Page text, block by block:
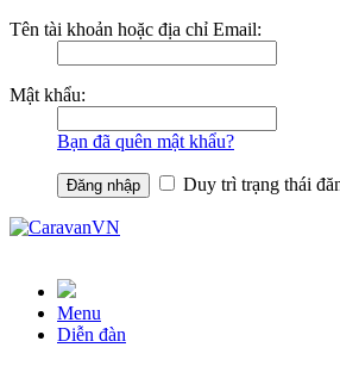
Tên tài khoản hoặc địa chỉ Email:
Mật khẩu:
Bạn đã quên mật khẩu?
Duy trì trạng thái
Menu
Diễn đàn